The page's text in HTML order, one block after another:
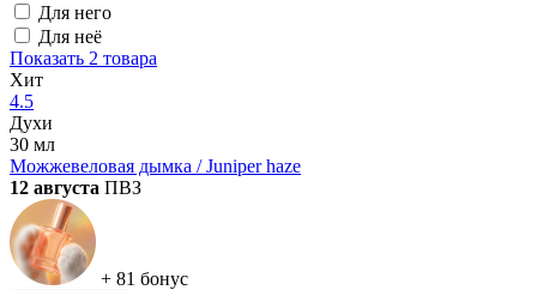
Для него
Для неё
Показать 2 товара
Хит
4.5
Духи
30 мл
Можжевеловая дымка / Juniper haze
12 августа ПВЗ
+ 81 бонус